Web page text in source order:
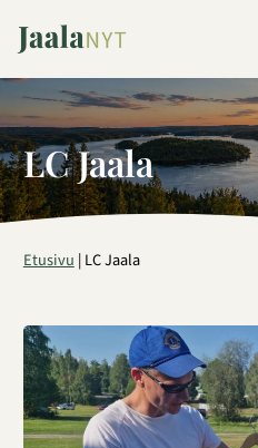
sisältöön
LC Jaala
Etusivu|LC Jaala